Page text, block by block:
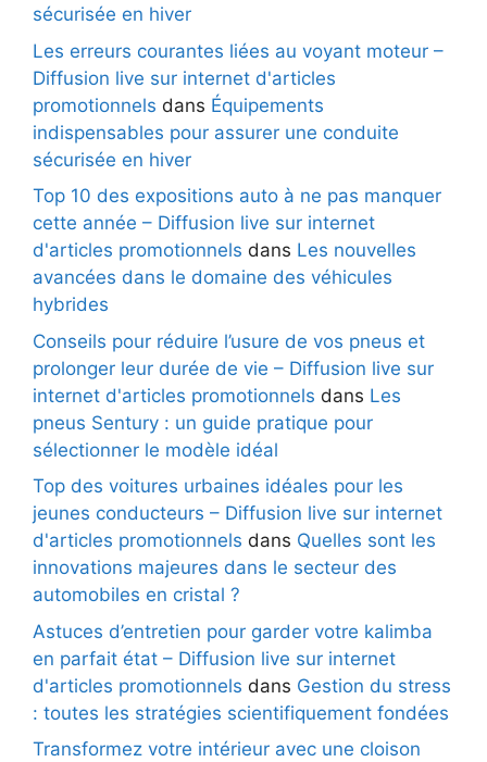
sécurisée en hiver
Les erreurs courantes liées au voyant moteur –
Diffusion live sur internet d'articles
promotionnels dans Équipements
indispensables pour assurer une conduite
sécurisée en hiver
Top 10 des expositions auto à ne pas manquer
cette année – Diffusion live sur internet
d'articles promotionnels dans Les nouvelles
avancées dans le domaine des véhicules
hybrides
Conseils pour réduire l’usure de vos pneus et
prolonger leur durée de vie – Diffusion live sur
internet d'articles promotionnels dans Les
pneus Sentury : un guide pratique pour
sélectionner le modèle idéal
Top des voitures urbaines idéales pour les
jeunes conducteurs – Diffusion live sur internet
d'articles promotionnels dans Quelles sont les
innovations majeures dans le secteur des
automobiles en cristal ?
Astuces d’entretien pour garder votre kalimba
en parfait état – Diffusion live sur internet
d'articles promotionnels dans Gestion du stress
: toutes les stratégies scientifiquement fondées
Transformez votre intérieur avec une cloison